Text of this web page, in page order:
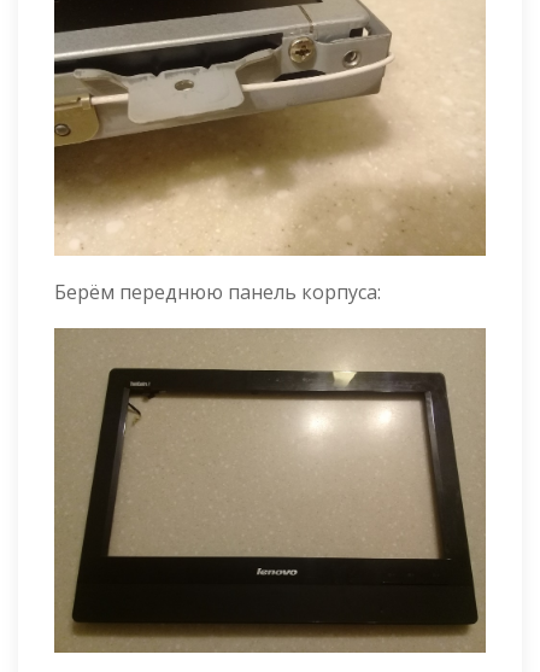
Берём переднюю панель корпуса: